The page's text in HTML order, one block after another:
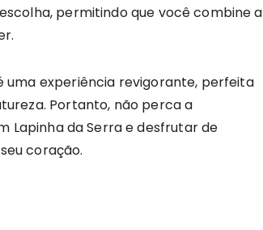
permitindo que você combine a
uma experiência revigorante, perfeita
Portanto, não perca a
Lapinha da Serra e desfrutar de
coração.